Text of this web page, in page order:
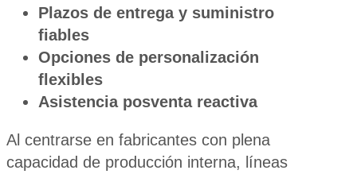
Plazos de entrega y suministro
fiables
Opciones de personalización
flexibles
Asistencia posventa reactiva
Al centrarse en fabricantes con plena
capacidad de producción interna, líneas